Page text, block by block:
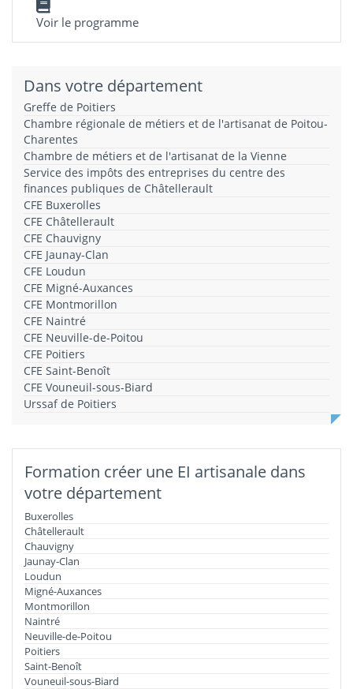
Voir le programme
Dans votre département
Greffe de Poitiers
Chambre régionale de métiers et de l'artisanat de Poitou-
Charentes
Chambre de métiers et de l'artisanat de la Vienne
Service des impôts des entreprises du centre des
finances publiques de Châtellerault
CFE Buxerolles
CFE Châtellerault
CFE Chauvigny
CFE Jaunay-Clan
CFE Loudun
CFE Migné-Auxances
CFE Montmorillon
CFE Naintré
CFE Neuville-de-Poitou
CFE Poitiers
CFE Saint-Benoît
CFE Vouneuil-sous-Biard
Urssaf de Poitiers
Formation créer une EI artisanale dans
votre département
Buxerolles
Châtellerault
Chauvigny
Jaunay-Clan
Loudun
Migné-Auxances
Montmorillon
Naintré
Neuville-de-Poitou
Poitiers
Saint-Benoît
Vouneuil-sous-Biard